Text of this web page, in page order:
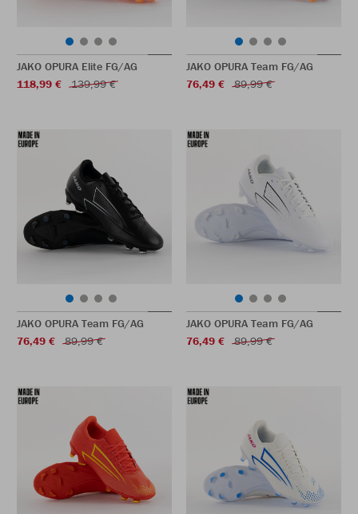
JAKO OPURA Elite FG/AG
118,99 €
139,99 €
JAKO OPURA Team FG/AG
76,49 €
89,99 €
JAKO OPURA Team FG/AG
76,49 €
89,99 €
JAKO OPURA Team FG/AG
76,49 €
89,99 €